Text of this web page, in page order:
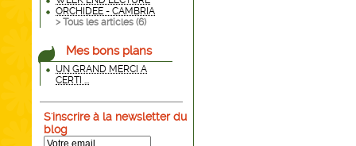
ORCHIDEE - CAMBRIA
> Tous les articles (6)
Mes bons plans
UN GRAND MERCI A
CERTI ...
S'inscrire à la newsletter du
blog